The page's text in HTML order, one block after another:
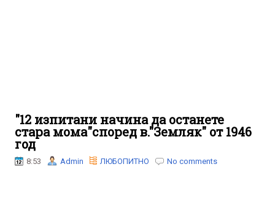
"12 изпитани начина да останете
стара мома"според в."Земляк" от 1946
год
8:53 Admin ЛЮБОПИТНО No comments